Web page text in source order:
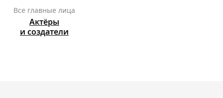
Все главные лица
Актёры
и создатели